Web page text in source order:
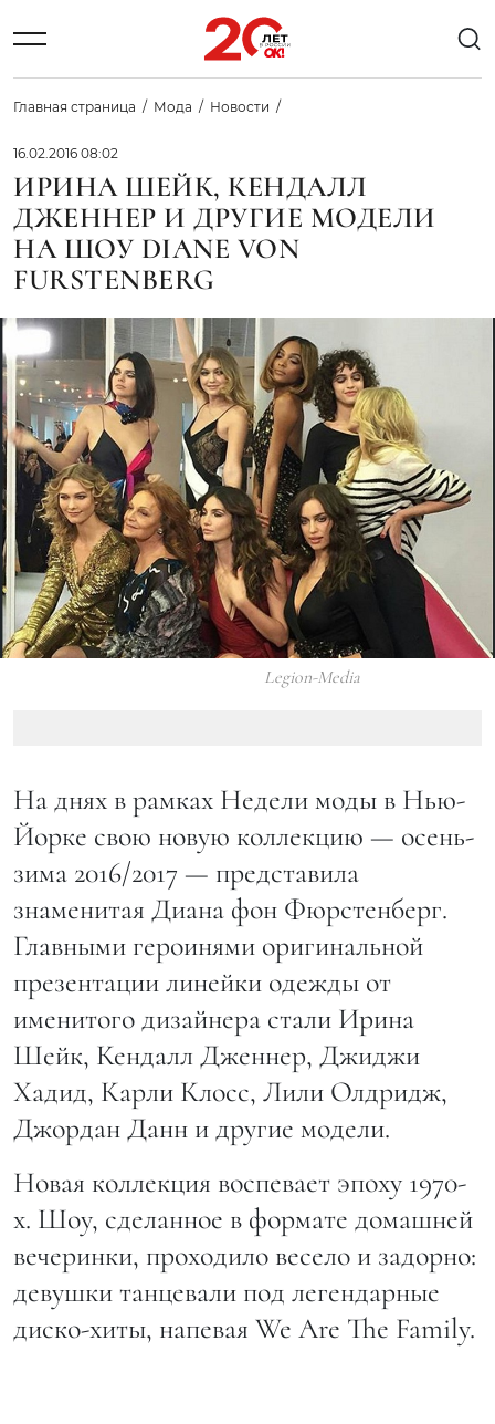
Главная страница Мода Новости
16.02.2016 08:02
ИРИНА ШЕЙК, КЕНДАЛЛ
ДЖЕННЕР И ДРУГИЕ МОДЕЛИ
НА ШОУ DIANE VON
FURSTENBERG
Legion-Media
На днях в рамках Недели моды в Нью-
Йорке свою новую коллекцию — осень-
зима 2016/2017 — представила
знаменитая Диана фон Фюрстенберг.
Главными героинями оригинальной
презентации линейки одежды от
именитого дизайнера стали Ирина
Шейк, Кендалл Дженнер, Джиджи
Хадид, Карли Клосс, Лили Олдридж,
Джордан Данн и другие модели.
Новая коллекция воспевает эпоху 1970-
х. Шоу, сделанное в формате домашней
вечеринки, проходило весело и задорно:
девушки танцевали под легендарные
диско-хиты, напевая We Are The Family.